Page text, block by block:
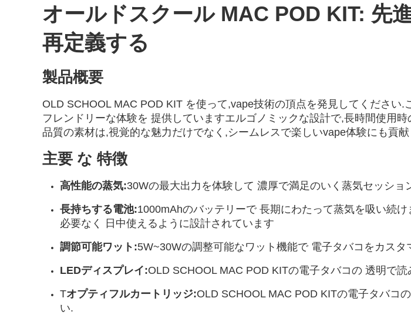
オールドスクール MAC POD KIT: 先
再定義する
製品概要
OLD SCHOOL MAC POD KIT を使って,vape技術の頂点を発見してください.
フレンドリーな体験を 提供していますエルゴノミックな設計で,長時間使用
品質の素材は,視覚的な魅力だけでなく,シームレスで楽しいvape体験にも貢
主要 な 特徴
高性能の蒸気:30Wの最大出力を体験して 濃厚で満足のいく蒸気セッシ
長持ちする電池:1000mAhのバッテリーで 長期にわたって蒸気を吸い続
必要なく 日中使えるように設計されています
調節可能ワット:5W~30Wの調整可能なワット機能で 電子タバコをカスタ
LEDディスプレイ:OLD SCHOOL MAC POD KITの電子タバコの 透明で
Tオプティフルカートリッジ:OLD SCHOOL MAC POD KITの電子タバコ
い.